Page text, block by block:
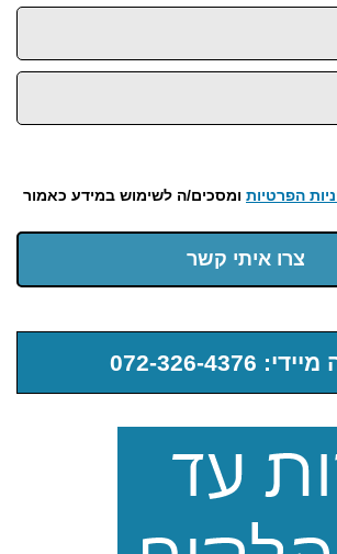
הפרטיות ומסכים/ה לשימוש במידע כאמור
צרו איתי קשר
072-326-4376